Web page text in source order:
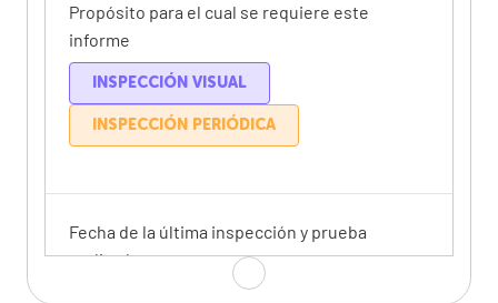
Propósito para el cual se requiere este
informe
INSPECCIÓN VISUAL
INSPECCIÓN PERIÓDICA
Fecha de la última inspección y prueba
realizada